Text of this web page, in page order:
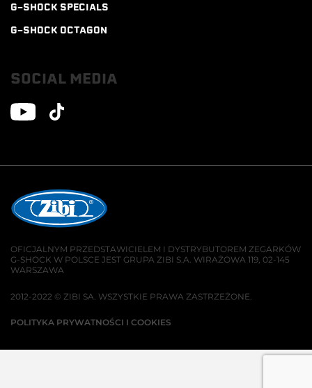
G-SHOCK SPECIALS
G-SHOCK OCTAGON
SOCIAL MEDIA
OFICJALNYM PRZEDSTAWICIELEM I DYSTRYBUTOREM ZEGARKÓW
G-SHOCK W POLSCE JEST GRUPA ZIBI S.A. WIRAŻOWA 119, 02-145
WARSZAWA
2012-2022 © ZIBI SA. WSZYSTKIE PRAWA ZASTRZEŻONE.
POLITYKA PRYWATNOŚCI I COOKIES